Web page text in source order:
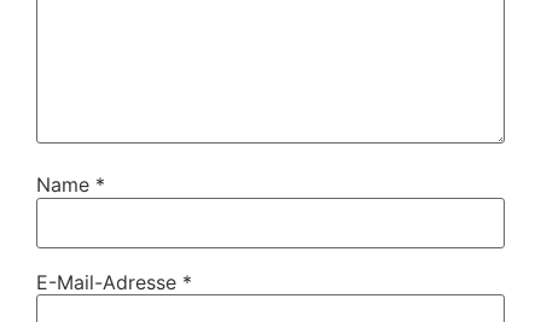
Name *
E-Mail-Adresse *